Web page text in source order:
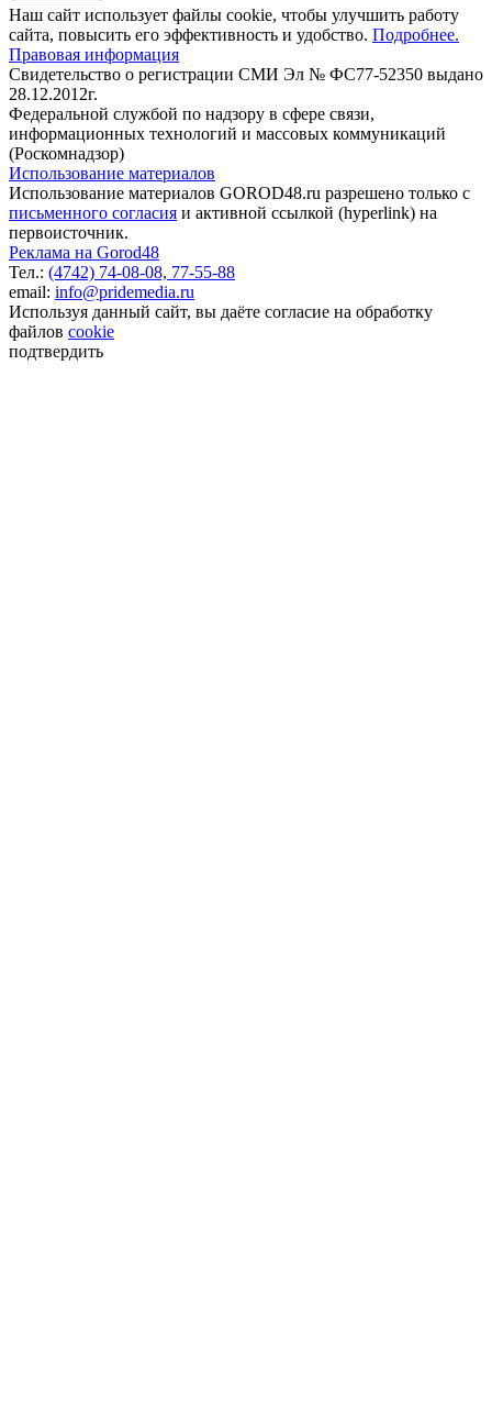
Наш сайт использует файлы cookie, чтобы улучшить работу
сайта, повысить его эффективность и удобство. Подробнее.
Правовая информация
Свидетельство о регистрации СМИ Эл № ФС77-52350 выдано
28.12.2012г.
Федеральной службой по надзору в сфере связи,
информационных технологий и массовых коммуникаций
(Роскомнадзор)
Использование материалов
Использование материалов GOROD48.ru разрешено только с
письменного согласия и активной ссылкой (hyperlink) на
первоисточник.
Реклама на Gorod48
Тел.: (4742) 74-08-08, 77-55-88
email: info@pridemedia.ru
Используя данный сайт, вы даёте согласие на обработку
файлов cookie
подтвердить